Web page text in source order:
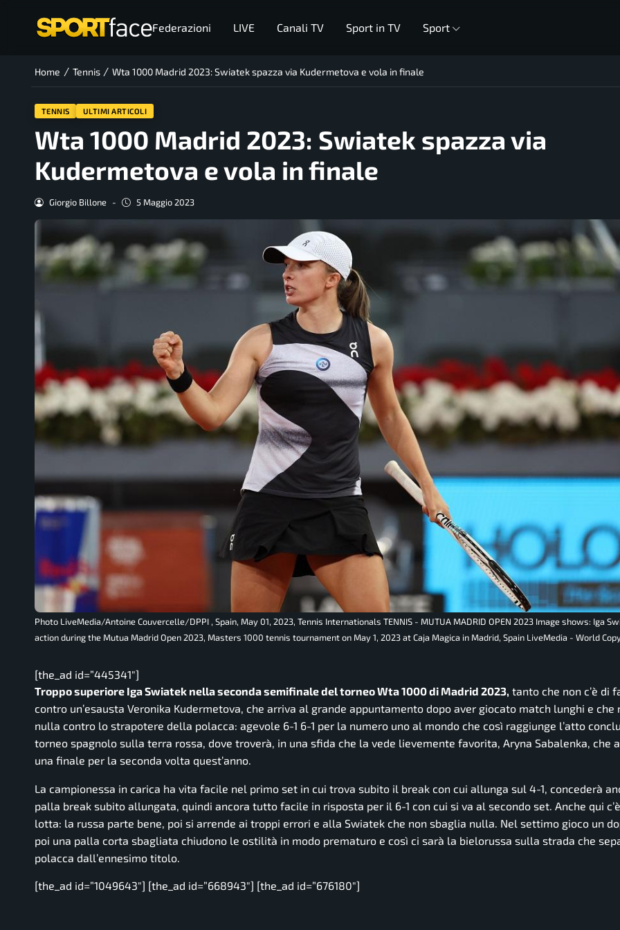
Federazioni LIVE Canali TV Sport in TV Sport
Home / Tennis / Wta 1000 Madrid 2023: Swiatek spazza via Kudermetova e vola in finale
TENNIS ULTIMI ARTICOLI
Wta 1000 Madrid 2023: Swiatek spazza via
Kudermetova e vola in finale
Giorgio Billone - 5 Maggio 2023
Photo LiveMedia/Antoine Couvercelle/DPPI , Spain, May 01, 2023, Tennis Internationals TENNIS - MUTUA MADRID OPEN 2023 Image shows: Iga
action during the Mutua Madrid Open 2023, Masters 1000 tennis tournament on May 1, 2023 at Caja Magica in Madrid, Spain LiveMedia - World
[the_ad id=”445341″]
Troppo superiore Iga Swiatek nella seconda semifinale del torneo Wta 1000 di Madrid 2023, tanto che non c’è di
contro un’esausta Veronika Kudermetova, che arriva al grande appuntamento dopo aver giocato match lunghi e che
nulla contro lo strapotere della polacca: agevole 6-1 6-1 per la numero uno al mondo che così raggiunge l’atto
torneo spagnolo sulla terra rossa, dove troverà, in una sfida che la vede lievemente favorita, Aryna Sabalenka, che
una finale per la seconda volta quest’anno.
La campionessa in carica ha vita facile nel primo set in cui trova subito il break con cui allunga sul 4-1, concederà
palla break subito allungata, quindi ancora tutto facile in risposta per il 6-1 con cui si va al secondo set. Anche qui
lotta: la russa parte bene, poi si arrende ai troppi errori e alla Swiatek che non sbaglia nulla. Nel settimo gioco un
poi una palla corta sbagliata chiudono le ostilità in modo prematuro e così ci sarà la bielorussa sulla strada che
polacca dall’ennesimo titolo.
[the_ad id=”1049643″] [the_ad id=”668943″] [the_ad id=”676180″]